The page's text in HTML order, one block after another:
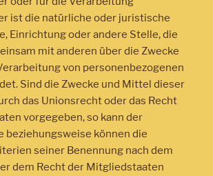
ist die natürliche oder juristische
Einrichtung oder andere Stelle, die
mit anderen über die Zwecke
von personenbezogenen
Sind die Zwecke und Mittel dieser
das Unionsrecht oder das Recht
vorgegeben, so kann der
beziehungsweise können die
seiner Benennung nach dem
dem Recht der Mitgliedstaaten